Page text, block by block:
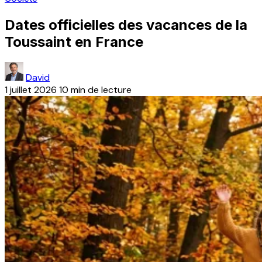
Dates officielles des vacances de la
Toussaint en France
David
1 juillet 2026 10 min de lecture